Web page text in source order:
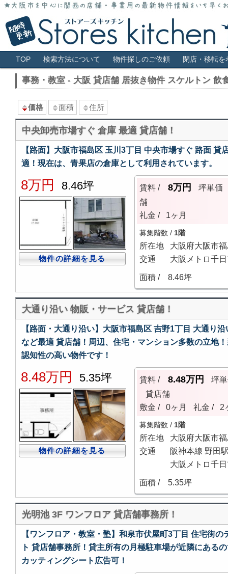
大阪 貸店舗 居抜き物件 スケルトン 飲
大阪市全域・キタ・ミナミ・アメ村・福島・堀江・新町などの貸店舗情報
メインメニュー
TOP 検索方法について 物件探しのご依頼 閉店・移転
事務・教室 - 大阪 貸店舗 居抜き物件 スケルトン 飲
価格 面積 住所
中央卸売市場すぐ 倉庫 最適 貸店舗！
【路面】大阪市福島区 玉川3丁目 中央市場すぐ 路面
適！現在は、青果店の倉庫として利用されています。
8万円 8.46坪
物件の詳細を見る
賃料 / 8万円
坪単価
舗
礼金 /
1ヶ月
募集階数 / 1階
所在地
大阪府大阪市
交通
大阪メトロ千
面積 /
8.46坪
大通り沿い 物販・サービス 貸店舗！
【路面・大通り沿い】大阪市福島区 吉野1丁目 大通り
など最適 貸店舗！周辺、住宅・マンション多数の立地
認知性の高い物件です！
8.48万円 5.35坪
物件の詳細を見る
賃料 / 8.48万円
坪
貸店舗
敷金 /
0ヶ月 礼金 / 2
募集階数 / 1階
所在地
大阪府大阪市
交通
阪神本線 野田
大阪メトロ千
面積 /
5.35坪
光明池 3F ワンフロア 貸店舗事務所！
【ワンフロア・教室・塾】和泉市伏屋町3丁目 住宅街
ト 貸店舗事務所！貸主所有の月極駐車場が近隣にある
カッティングシート広告可！